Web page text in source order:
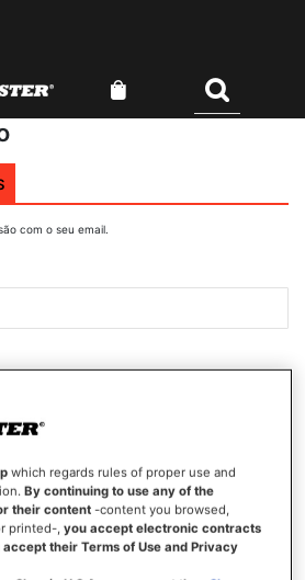
O Meu Carrinho
com o seu email.
INICIAR SESSÃO
which regards rules of proper use and
By continuing to use any of the
their content -content you browsed,
printed-,you accept electronic contracts
their Terms of Use and Privacy